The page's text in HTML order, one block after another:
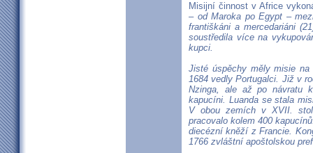
Misijní činnost v Africe
– od Maroka po Egypt –
františkáni a mercedariáni
soustředila více na
kupci.
Jisté úspěchy měly misie
1684 vedly Portugalci. Již v
Nzinga, ale až po návratu
kapucíni. Luanda se stala
V obou zemích v XVII.
pracovalo kolem 400
diecézní kněží z Francie.
1766 zvláštní apoštolskou